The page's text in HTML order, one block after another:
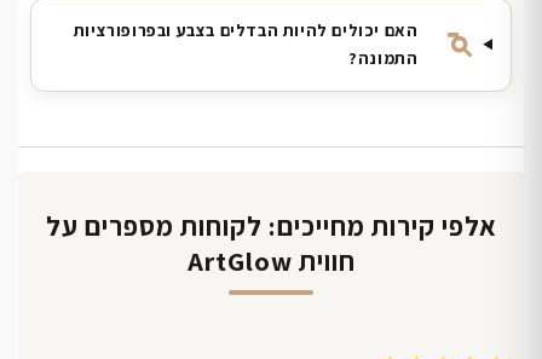
האם יכולים להיות הבדלים בצבע ובפרופורציות
התמונה?
אלפי קירות מחייכים: לקוחות מספרים על
חווית ArtGlow